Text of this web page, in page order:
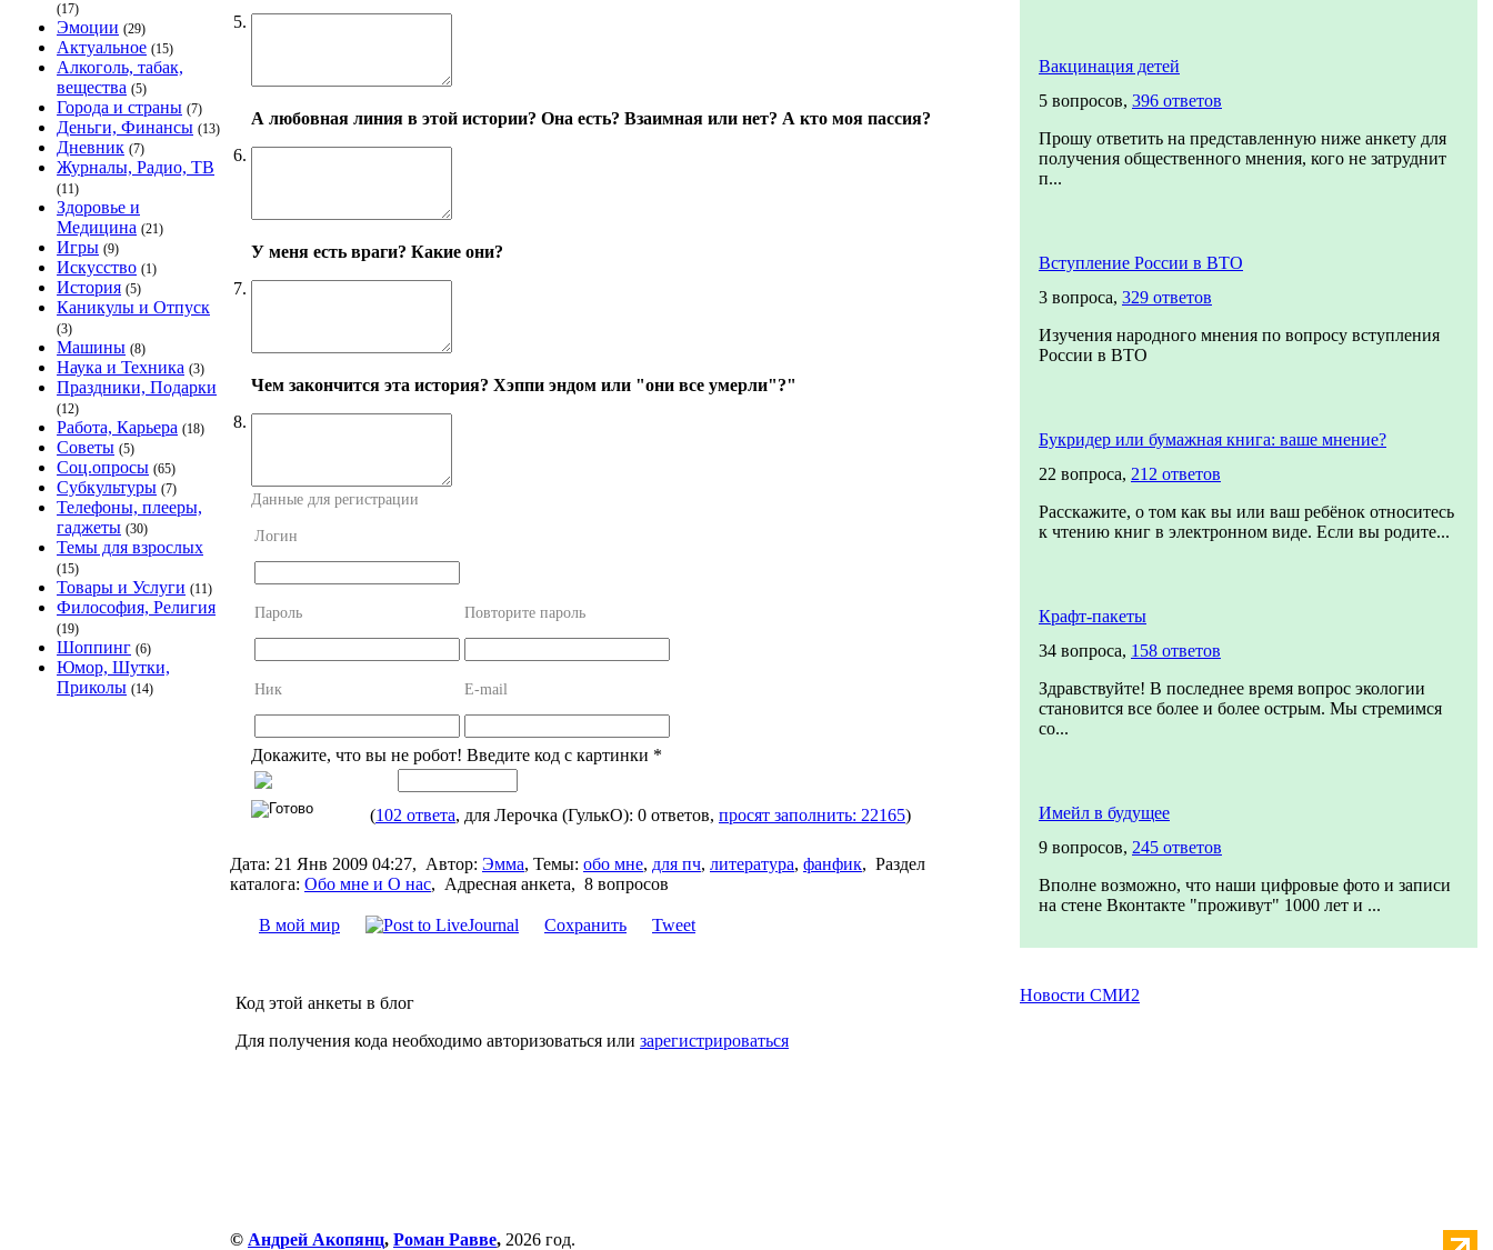
(17)
Эмоции (29)
Актуальное (15)
Алкоголь, табак,
вещества (5)
Города и страны (7)
Деньги, Финансы (13)
Дневник (7)
Журналы, Радио, ТВ
(11)
Здоровье и
Медицина (21)
Игры (9)
Искусство (1)
История (5)
Каникулы и Отпуск
(3)
Машины (8)
Наука и Техника (3)
Праздники, Подарки
(12)
Работа, Карьера (18)
Советы (5)
Соц.опросы (65)
Субкультуры (7)
Телефоны, плееры,
гаджеты (30)
Темы для взрослых
(15)
Товары и Услуги (11)
Философия, Религия
(19)
Шоппинг (6)
Юмор, Шутки,
Приколы (14)
5.
6.
А любовная линия в этой истории? Она есть? Взаимная или нет? А кто моя пассия?
7.
У меня есть враги? Какие они?
8.
Чем закончится эта история? Хэппи эндом или "они все умерли"?"
Данные для регистрации
Логин
Пароль Повторите пароль
Ник E-mail
Докажите, что вы не робот! Введите код с картинки *
(102 ответа, для Лерочка (ГулькО): 0 ответов, просят заполнить: 22165)
Дата: 21 Янв 2009 04:27, Автор: Эмма, Темы: обо мне, для пч, литература, фанфик, Раздел
каталога: Обо мне и О нас, Адресная анкета, 8 вопросов
В мой мир Сохранить Tweet
Код этой анкеты в блог
Для получения кода необходимо авторизоваться или зарегистрироваться
Вакцинация детей
5 вопросов, 396 ответов
Прошу ответить на представленную ниже анкету для
получения общественного мнения, кого не затруднит
п...
Вступление России в ВТО
3 вопроса, 329 ответов
Изучения народного мнения по вопросу вступления
России в ВТО
Букридер или бумажная книга: ваше мнение?
22 вопроса, 212 ответов
Расскажите, о том как вы или ваш ребёнок относитесь
к чтению книг в электронном виде. Если вы родите...
Крафт-пакеты
34 вопроса, 158 ответов
Здравствуйте! В последнее время вопрос экологии
становится все более и более острым. Мы стремимся
со...
Имейл в будущее
9 вопросов, 245 ответов
Вполне возможно, что наши цифровые фото и записи
на стене Вконтакте "проживут" 1000 лет и ...
Новости СМИ2
© Андрей Акопянц, Роман Равве, 2026 год.